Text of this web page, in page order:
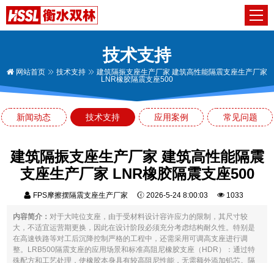
技术支持
网站首页 技术支持
建筑隔振支座生产厂家 建筑高性能隔震支座生产厂家
LNR橡胶隔震支座500
新闻动态 技术支持 应用案例 常见问题
建筑隔振支座生产厂家 建筑高性能隔震
支座生产厂家 LNR橡胶隔震支座500
FPS摩擦摆隔震支座生产厂家 2026-5-24 8:00:03 1033
内容简介： 对于大吨位支座，由于受材料设计容许应力的限制，其尺寸较
大，不适宜运营期更换，因此在设计阶段必须充分考虑结构耐久性。特别是
在高速铁路等对工后沉降控制严格的工程中，还需采用可调高支座进行调
整。LRB500隔震支座的应用场景和标准高阻尼橡胶支座（HDR）：通过特
殊配方和工艺处理，使橡胶本身具有较高阻尼性能，无需额外添加铅芯。隔